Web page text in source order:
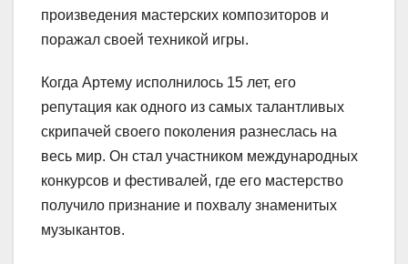
произведения мастерских композиторов и
поражал своей техникой игры.
Когда Артему исполнилось 15 лет, его
репутация как одного из самых талантливых
скрипачей своего поколения разнеслась на
весь мир. Он стал участником международных
конкурсов и фестивалей, где его мастерство
получило признание и похвалу знаменитых
музыкантов.